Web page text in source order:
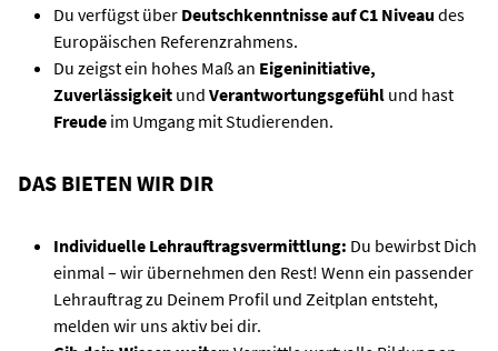
Du verfügst über Deutschkenntnisse auf C1 Niveau des
Europäischen Referenzrahmens.
Du zeigst ein hohes Maß an Eigeninitiative,
Zuverlässigkeit und Verantwortungsgefühl und hast
Freude im Umgang mit Studierenden.
DAS BIETEN WIR DIR
Individuelle Lehrauftragsvermittlung: Du bewirbst Dich
einmal – wir übernehmen den Rest! Wenn ein passender
Lehrauftrag zu Deinem Profil und Zeitplan entsteht,
melden wir uns aktiv bei dir.